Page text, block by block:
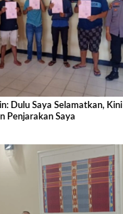
Dulu Saya Selamatkan, Kini
Penjarakan Saya